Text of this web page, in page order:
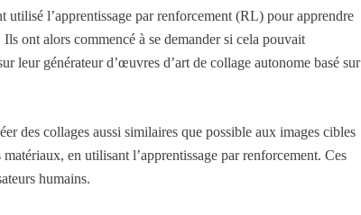
utilisé l’apprentissage par renforcement (RL) pour apprendre
ont alors commencé à se demander si cela pouvait
leur générateur d’œuvres d’art de collage autonome basé sur
des collages aussi similaires que possible aux images cibles
en utilisant l’apprentissage par renforcement. Ces
humains.